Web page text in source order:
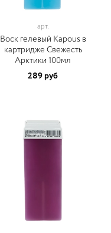
арт.
Воск гелевый Kapous в
картридже Свежесть
Арктики 100мл
289 руб